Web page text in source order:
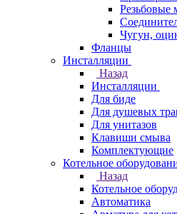
Резьбовые
Чугун,
Фланцы
Инсталляции
Назад
Инсталляции
Для биде
Для душевых
Для унитазов
Клавиши смыва
Комплектующие
Котельное
Назад
Котельное
Автоматика